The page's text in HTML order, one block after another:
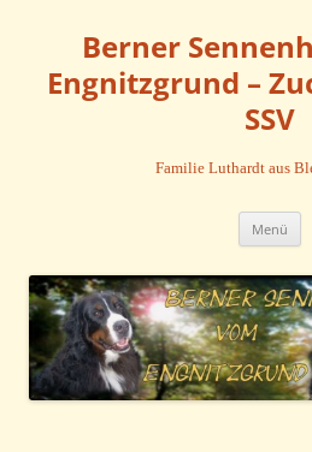
springenBerner
Engnitzgrund –
SSV
Familie Luthardt aus
Menü